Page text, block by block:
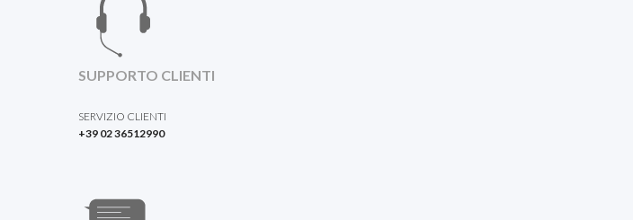
SUPPORTO CLIENTI
SERVIZIO CLIENTI
+39 02 36512990